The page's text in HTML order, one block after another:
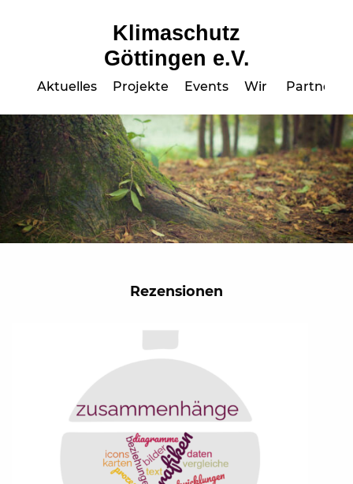
Klimaschutz
Göttingen e.V.
Aktuelles Projekte Events Wir Partner
Rezensionen